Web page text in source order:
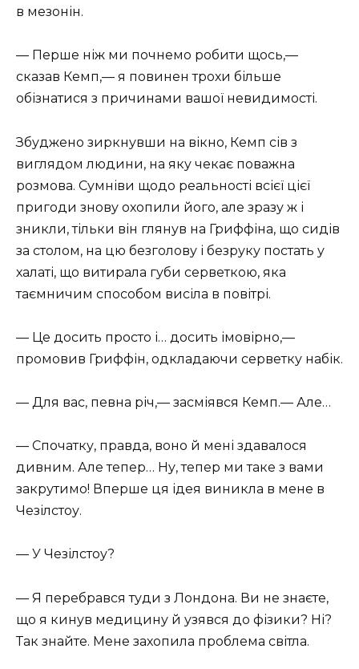
в мезонін.
— Перше ніж ми почнемо робити щось,—
сказав Кемп,— я повинен трохи більше
обізнатися з причинами вашої невидимості.
Збуджено зиркнувши на вікно, Кемп сів з
виглядом людини, на яку чекає поважна
розмова. Сумніви щодо реальності всієї цієї
пригоди знову охопили його, але зразу ж і
зникли, тільки він глянув на Гриффіна, що сидів
за столом, на цю безголову і безруку постать у
халаті, що витирала губи серветкою, яка
таємничим способом висіла в повітрі.
— Це досить просто і… досить імовірно,—
промовив Гриффін, одкладаючи серветку набік.
— Для вас, певна річ,— засміявся Кемп.— Але…
— Спочатку, правда, воно й мені здавалося
дивним. Але тепер… Ну, тепер ми таке з вами
закрутимо! Вперше ця ідея виникла в мене в
Чезілстоу.
— У Чезілстоу?
— Я перебрався туди з Лондона. Ви не знаєте,
що я кинув медицину й узявся до фізики? Ні?
Так знайте. Мене захопила проблема світла.